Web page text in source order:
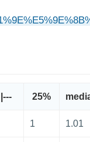
|--- 25%
1 1.01